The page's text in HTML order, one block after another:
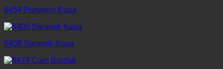
6454 Porselen Kupa
6408 Seramik Kupa